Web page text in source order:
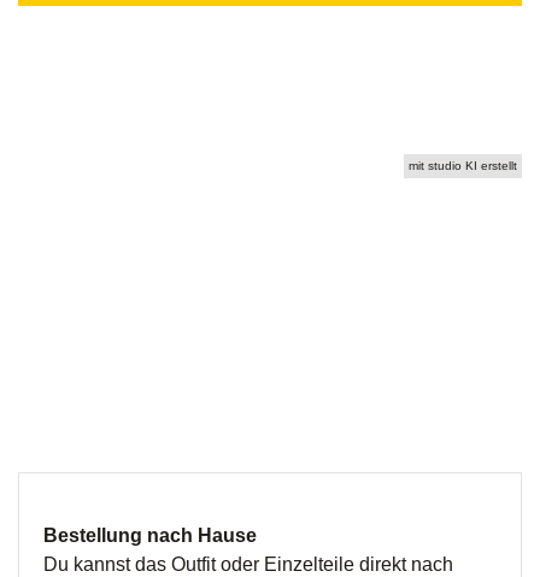
mit studio KI erstellt
Bestellung nach Hause
Du kannst das Outfit oder Einzelteile direkt nach